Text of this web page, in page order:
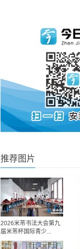
推荐图片
2026米芾书法大会第九
届米芾杯国际青少...